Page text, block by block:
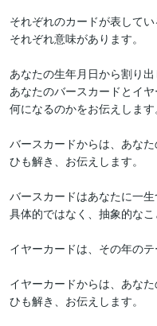
それぞれのカードが表して
それぞれ意味があります。
あなたの生年月日から割り出
あなたのバースカードとイ
何になるのかをお伝えします
バースカードからは、あな
ひも解き、お伝えします。
バースカードはあなたに一生
具体的ではなく、抽象的なこ
イヤーカードは、その年のテ
イヤーカードからは、あな
ひも解き、お伝えします。